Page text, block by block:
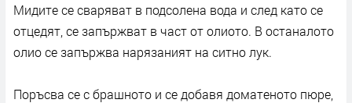
Мидите се сваряват в подсолена вода и след като се
отцедят, се запържват в част от олиото. В останалото
олио се запържва нарязаният на ситно лук.
Поръсва се с брашното и се добавя доматеното пюре,